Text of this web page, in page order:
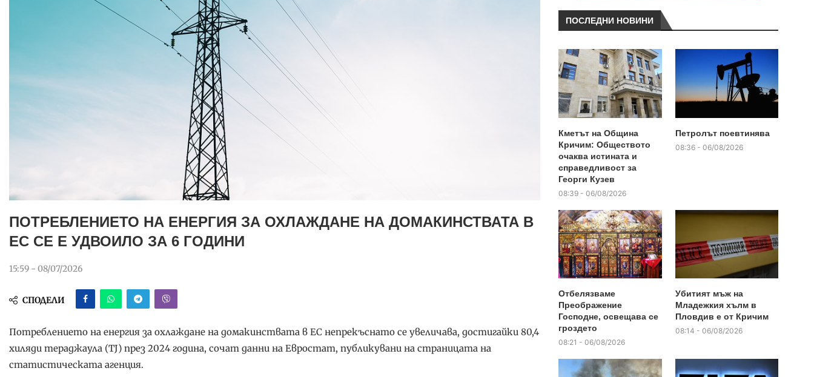
ПОТРЕБЛЕНИЕТО НА ЕНЕРГИЯ ЗА ОХЛАЖДАНЕ НА ДОМАКИНСТВАТА В
ЕС СЕ Е УДВОИЛО ЗА 6 ГОДИНИ
15:59 - 08/07/2026
СПОДЕЛИ
Потреблението на енергия за охлаждане на домакинствата в ЕС непрекъснато се увеличава, достигайки 80,4
хиляди тераджаула (TJ) през 2024 година, сочат данни на Евростат, публикувани на страницата на
статистическата агенция.
ПОСЛЕДНИ НОВИНИ
Кметът на Община
Кричим: Обществото
очаква истината и
справедливост за
Георги Кузев
08:39 - 06/08/2026
Петролът поевтинява
08:36 - 06/08/2026
Отбелязваме
Преображение
Господне, освещава се
гроздето
08:21 - 06/08/2026
Убитият мъж на
Младежкия хълм в
Пловдив е от Кричим
08:14 - 06/08/2026